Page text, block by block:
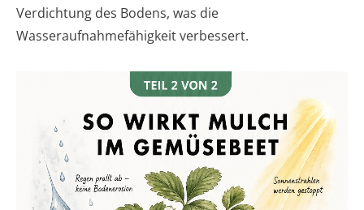
Verdichtung des Bodens, was die
Wasseraufnahmefähigkeit verbessert.